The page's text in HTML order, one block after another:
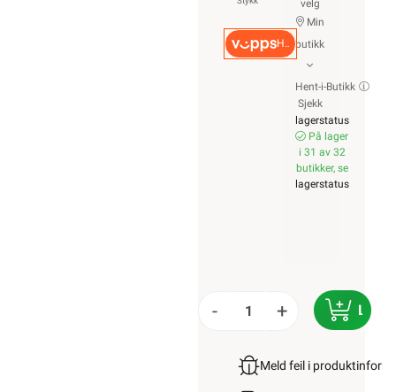
Hurtigkasse
velg
Min
butikk
Hent-i-Butikk
Sjekk
lagerstatus
På lager
i 31 av 32
butikker, se
lagerstatus
- +
Meld feil i